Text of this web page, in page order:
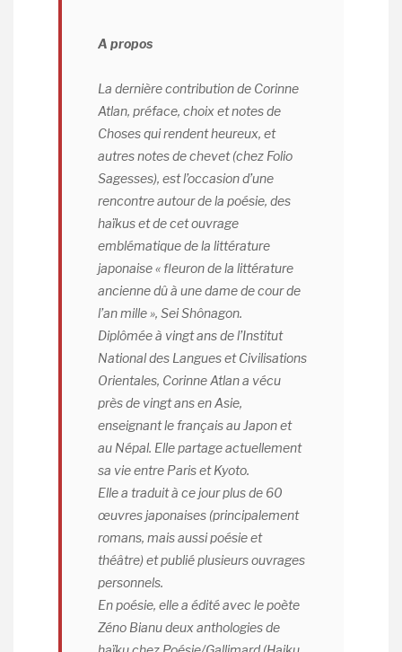
A propos
La dernière contribution de Corinne
Atlan, préface, choix et notes de
Choses qui rendent heureux, et
autres notes de chevet(chez Folio
Sagesses), est l’occasion d’une
rencontre autour de la poésie, des
haïkus et de cet ouvrage
emblématique de la littérature
japonaise « fleuron de la littérature
ancienne dû à une dame de cour de
l’an mille », Sei Shônagon.
Diplômée à vingt ans de l’Institut
National des Langues et Civilisations
Orientales, Corinne Atlan a vécu
près de vingt ans en Asie,
enseignant le français au Japon et
au Népal. Elle partage actuellement
sa vie entre Paris et Kyoto.
Elle a traduit à ce jour plus de 60
œuvres japonaises (principalement
romans, mais aussi poésie et
théâtre) et publié plusieurs ouvrages
personnels.
En poésie, elle a édité avec le poète
Zéno Bianu deux anthologies de